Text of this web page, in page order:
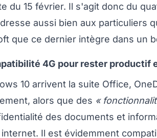
du 15 février. Il s'agit donc du
aussi bien aux particuliers
que ce dernier intègre dans un
4G pour rester productif
10 arrivent la suite Office,
alors que des «
des documents et
Il est évidemment